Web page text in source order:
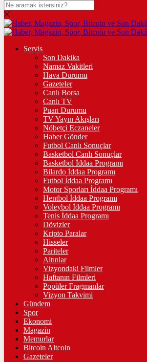
DOLAR
47,6859$% 0.05
% -0.13
STERLİN
% -0.05
GRAM ALTIN
%0,14
ÇEYREK ALTIN
10.663,00%0,28
TAM ALTIN
42.470,00%0,28
%0,13
%0,70
฿%-0.5
LİTECOİN
2161.5Ł%0.5
ETHEREUM
90544 Ξ%-0.2
Servis
Son Dakika
Namaz Vakitleri
Hava Durumu
Gazeteler
Canlı Borsa
Canlı TV
Puan Durumu
TV Yayın Akışları
Nöbetçi Eczaneler
Haber Gönder
Futbol Canlı Sonuçlar
Basketbol Canlı Sonuçlar
Basketbol İddaa Programı
Bilardo İddaa Programı
Futbol İddaa Programı
Motor Sporları İddaa Programı
Hentbol İddaa Programı
Voleybol İddaa Programı
Tenis İddaa Programı
Dövizler
Kripto Paralar
Hisseler
Pariteler
Altınlar
Vizyondaki Filmler
Haftanın Filmleri
Popüler Fragmanlar
Vizyon Takvimi
Gündem
Spor
Ekonomi
Magazin
Memurlar
Bitcoin Altcoin
Gazeteler